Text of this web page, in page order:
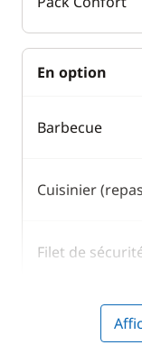
En option
Barbecue
Cuisinier
Filet de
Hôtesse